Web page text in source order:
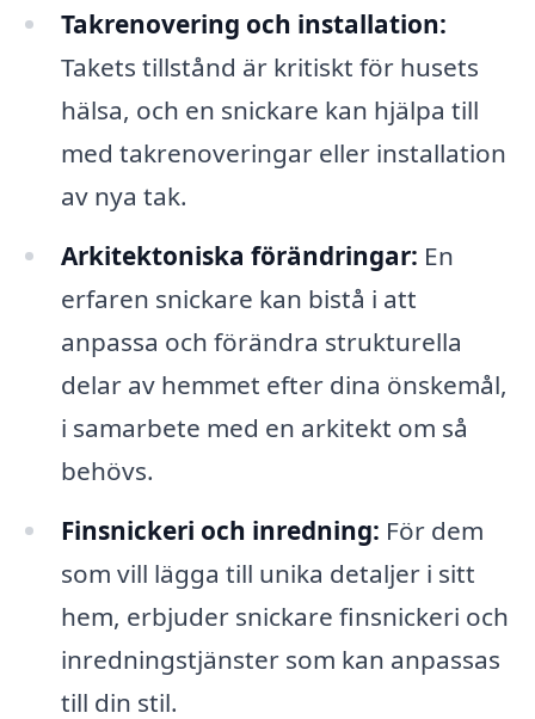
Takrenovering och installation:
Takets tillstånd är kritiskt för husets
hälsa, och en snickare kan hjälpa till
med takrenoveringar eller installation
av nya tak.
Arkitektoniska förändringar: En
erfaren snickare kan bistå i att
anpassa och förändra strukturella
delar av hemmet efter dina önskemål,
i samarbete med en arkitekt om så
behövs.
Finsnickeri och inredning: För dem
som vill lägga till unika detaljer i sitt
hem, erbjuder snickare finsnickeri och
inredningstjänster som kan anpassas
till din stil.